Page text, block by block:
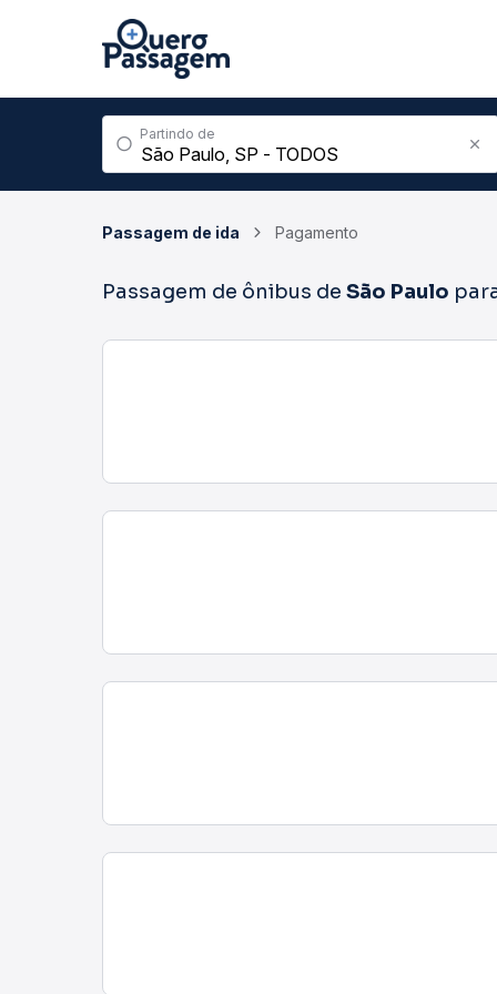
Partindo de
Passagem de ida Pagamento
Passagem de ônibus de São Paulo